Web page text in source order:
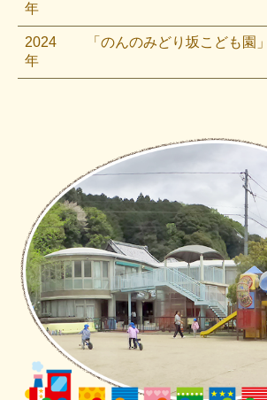
年
2024
年
「のんのみどり坂こども園